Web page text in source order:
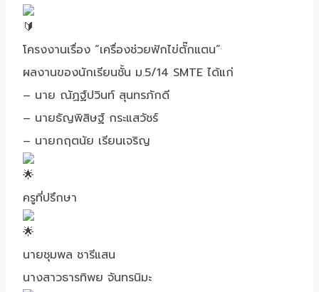
โครงงานเรื่อง​ “เครื่องช่วยฟักไข่ตั๊กแตน” ​
ผลงานของนักเรียน​ชั้น​ ม.5/14 SMTE ได้แก่
– นาย ณัฏฐ์ปวินท์ สุนทรภักดี
– นายธัญพิสิษฐ์ กระแสวัชร์
– นายกฤตนัย เรียนเจริญ
ครูที่ปรึกษา​
นายชุมพล​ ชารีแสน
นางสาวธารทิพย​ จันทรนิมะ